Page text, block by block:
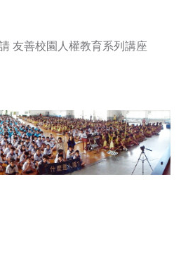
友善校園人權教育系列講座